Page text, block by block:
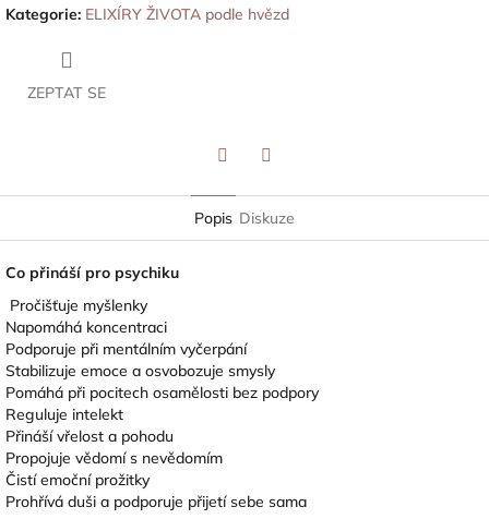
Kategorie: ELIXÍRY ŽIVOTA podle hvězd
ZEPTAT SE
Popis Diskuze
Co přináší pro psychiku
Pročišťuje myšlenky
Napomáhá koncentraci
Podporuje při mentálním vyčerpání
Stabilizuje emoce a osvobozuje smysly
Pomáhá při pocitech osamělosti bez podpory
Reguluje intelekt
Přináší vřelost a pohodu
Propojuje vědomí s nevědomím
Čistí emoční prožitky
Prohřívá duši a podporuje přijetí sebe sama